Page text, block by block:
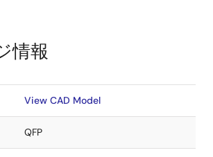
情報
View CAD Model
QFP